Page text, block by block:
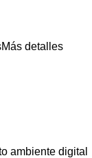
Más detalles
ambiente digital